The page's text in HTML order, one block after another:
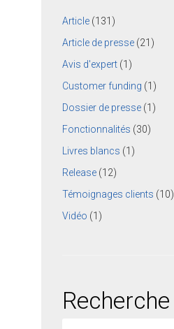
Article (131)
Article de presse (21)
Avis d'expert (1)
Customer funding (1)
Dossier de presse (1)
Fonctionnalités (30)
Livres blancs (1)
Release (12)
Témoignages clients (10)
Vidéo (1)
Recherche